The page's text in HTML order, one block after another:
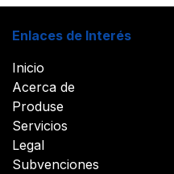
Enlaces de Interés
Inicio
Acerca de
Produse
Servicios
Legal
Subvenciones